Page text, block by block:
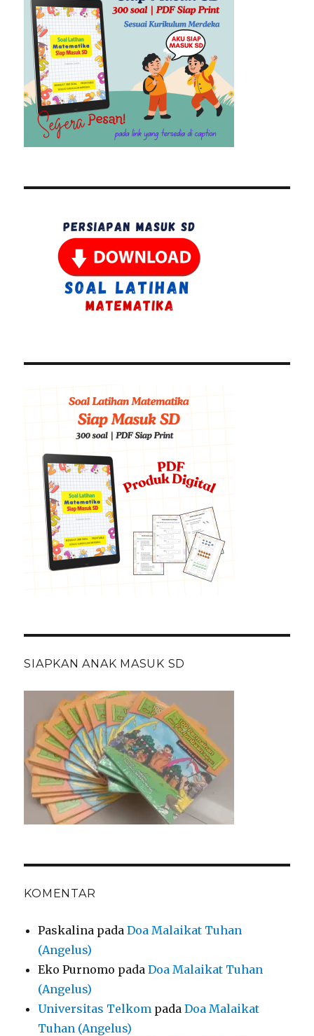
SIAPKAN ANAK MASUK SD
KOMENTAR
Paskalina padaDoa Malaikat Tuhan
(Angelus)
Eko Purnomo padaDoa Malaikat Tuhan
(Angelus)
Universitas Telkom padaDoa Malaikat
Tuhan (Angelus)